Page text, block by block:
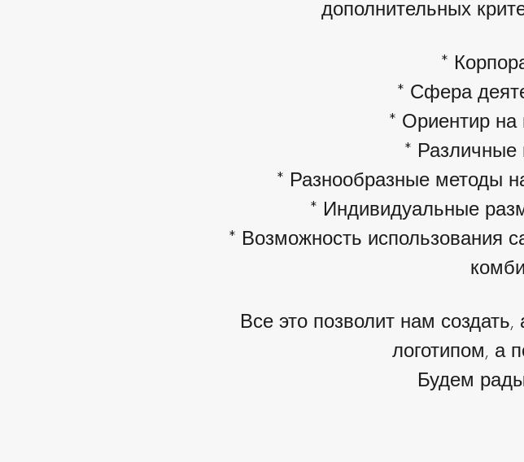
дополнительных
*
* Сфера
* Ориентир на
* Различные
* Разнообразные методы
* Индивидуальные
* Возможность использования
Все это позволит нам
логотипом, а
Будем рады